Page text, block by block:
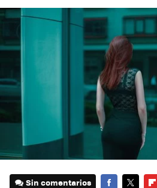
Sin comentarios